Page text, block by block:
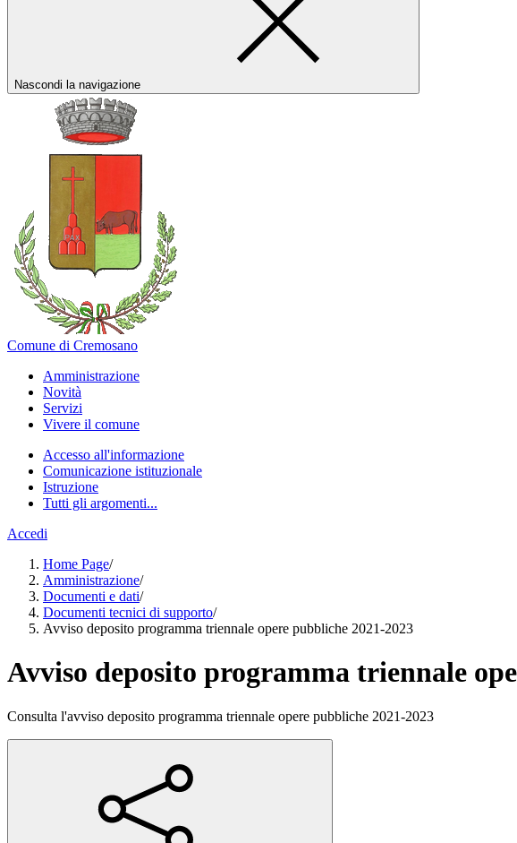
Nascondi la navigazione
Comune di Cremosano
Amministrazione
Novità
Servizi
Vivere il comune
Accesso all'informazione
Comunicazione istituzionale
Istruzione
Tutti gli argomenti...
Accedi
Home Page/
Amministrazione/
Documenti e dati/
Documenti tecnici di supporto/
Avviso deposito programma triennale opere pubbliche 2021-2023
Avviso deposito programma triennale
Consulta l'avviso deposito programma triennale opere pubbliche 2021-2023